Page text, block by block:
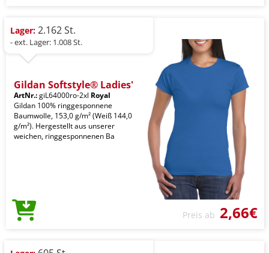
Lager: 2.162 St.
- ext. Lager: 1.008 St.
Gildan Softstyle® Ladies'
ArtNr.:giL64000ro-2xl Royal
Gildan 100% ringgesponnene
Baumwolle, 153,0 g/m² (Weiß 144,0
g/m²). Hergestellt aus unserer
weichen, ringgesponnenen Ba
Preis ab 2,66€